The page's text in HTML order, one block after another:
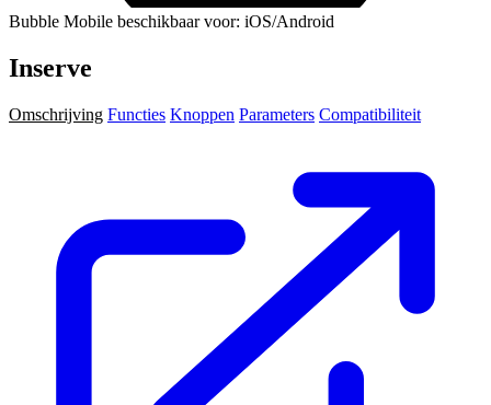
Bubble Mobile beschikbaar voor: iOS/Android
Inserve
Omschrijving Functies Knoppen Parameters Compatibiliteit